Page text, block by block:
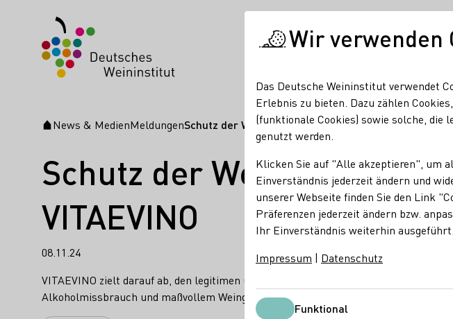
Startseite
News & MedienMeldungenSchutz der Weinkultur: Europaweite Grassroots-
Schutz der Weinkultur:
VITAEVINO
08.11.24
VITAEVINO zielt darauf ab, den legitimen und nachhaltigen Platz des Weins in
Alkoholmissbrauch und maßvollem Weingenuss zu unterscheiden. Eine
Wir verwenden
Das Deutsche Weininstitut verwendet
Erlebnis zu bieten. Dazu zählen
(funktionale Cookies) sowie solche, die
genutzt werden.
Klicken Sie auf "Alle akzeptieren", um
Einverständnis jederzeit ändern und
unserer Webseite finden Sie den Link
Präferenzen jederzeit ändern bzw.
Ihr Einverständnis weiterhin ausgeführt.
Impressum | Datenschutz
FunktionalFunktional